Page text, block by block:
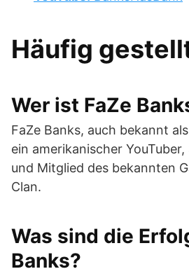
Häufig
Wer ist FaZe
FaZe Banks, auch bekannt
ein amerikanischer
und Mitglied des bekannten
Clan.
Was sind die
Banks?